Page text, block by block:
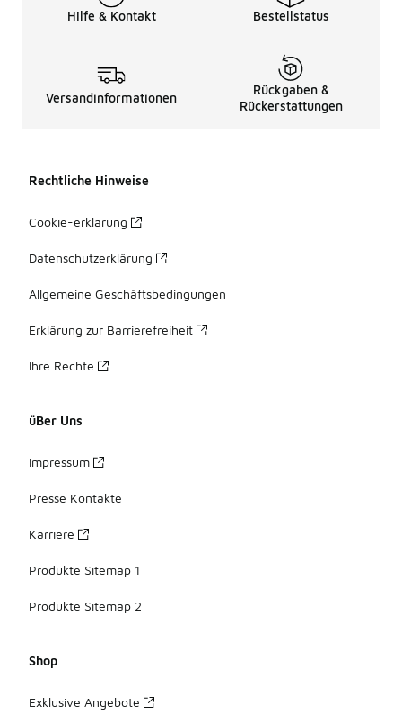
Hilfe & Kontakt Bestellstatus
Versandinformationen
Rückgaben &
Rückerstattungen
Rechtliche Hinweise
Cookie-erklärung
Datenschutzerklärung
Allgemeine Geschäftsbedingungen
Erklärung zur Barrierefreiheit
Ihre Rechte
üBer Uns
Impressum
Presse Kontakte
Karriere
Produkte Sitemap 1
Produkte Sitemap 2
Shop
Exklusive Angebote